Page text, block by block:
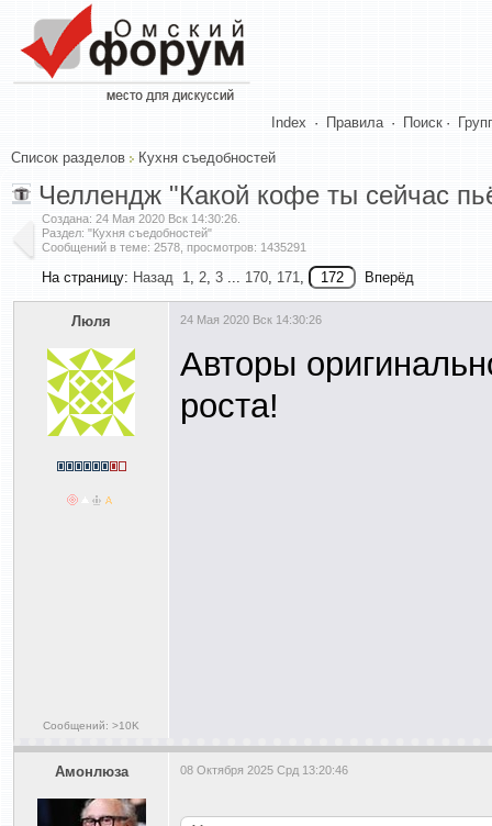
Index · Правила · Поиск ·
Список разделов Кухня съедобностей
Челлендж "Какой кофе ты сейчас
Создана: 24 Мая 2020 Вск 14:30:26
Раздел: "Кухня съедобностей"
Сообщений в теме: 2578, просмотров: 1435291
На страницу: Назад 1, 2, 3 ... 170, 171, Вперёд
Люля
Сообщений: >10K
24 Мая 2020 Вск 14:30:26
Авторы
роста!
Амонлюза 08 Октября 2025 Срд 13:20:46